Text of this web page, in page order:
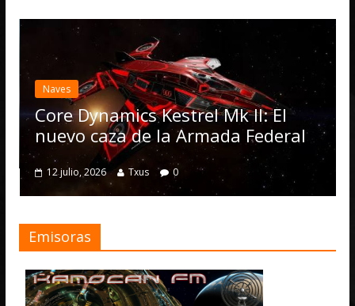
Dynamics Kestrel Mk II: El
caza de la Armada Federal
2026 Txus 0
Desarrollo
Emisoras